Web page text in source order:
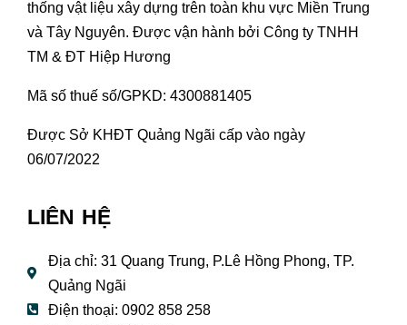
thống vật liệu xây dựng trên toàn khu vực Miền Trung
và Tây Nguyên. Được vận hành bởi Công ty TNHH
TM & ĐT Hiệp Hương
Mã số thuế số/GPKD: 4300881405
Được Sở KHĐT Quảng Ngãi cấp vào ngày
06/07/2022
LIÊN HỆ
Địa chỉ: 31 Quang Trung, P.Lê Hồng Phong, TP.
Quảng Ngãi
Điện thoại: 0902 858 258